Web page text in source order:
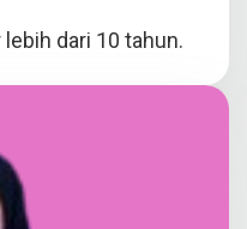
dari 10 tahun.